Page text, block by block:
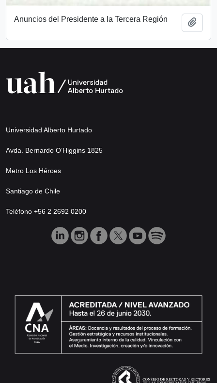
Anuncios del Presidente a la Tercera Región
Universidad Alberto Hurtado
Avda. Bernardo O’Higgins 1825
Metro Los Héroes
Santiago de Chile
Teléfono +56 2 2692 0200